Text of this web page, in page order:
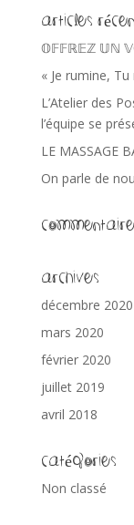
Articles
𝕆𝔽𝔽ℝ𝔼ℤ 𝕌ℕ
« Je rumine,
L’Atelier des
l’équipe se
LE MASSAGE
On parle de
Archives
décembre 2020
mars 2020
février 2020
juillet 2019
avril 2018
Catégories
Non classé